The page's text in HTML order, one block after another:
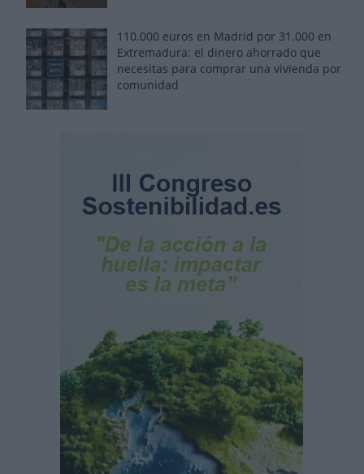
110.000 euros en Madrid por 31.000 en
Extremadura: el dinero ahorrado que
necesitas para comprar una vivienda por
comunidad